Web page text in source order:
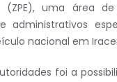
(ZPE), uma área
administrativos
nacional em
foi a